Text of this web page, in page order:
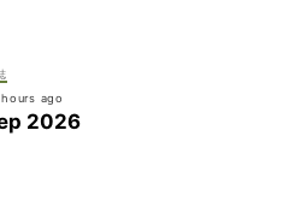
hours ago
2026